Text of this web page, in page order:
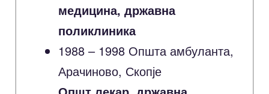
медицина, државна
поликлиника
1988 – 1998 Општа амбуланта,
Арачиново, Скопје